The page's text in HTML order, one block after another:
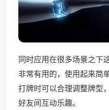
同时应用在很多场景之下
非常有用的，使用起来简
打牌时可以合理调整牌型
好友间互动乐趣。